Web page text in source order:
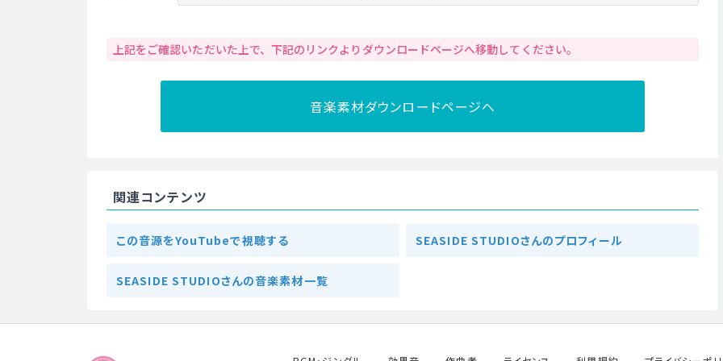
上記をご確認いただいた上で、下記のリンクよりダウンロードページへ移動してください。
音楽素材ダウンロードページへ
関連コンテンツ
この音源をYouTubeで視聴する SEASIDE STUDIOさんのプロフィール
SEASIDE STUDIOさんの音楽素材一覧